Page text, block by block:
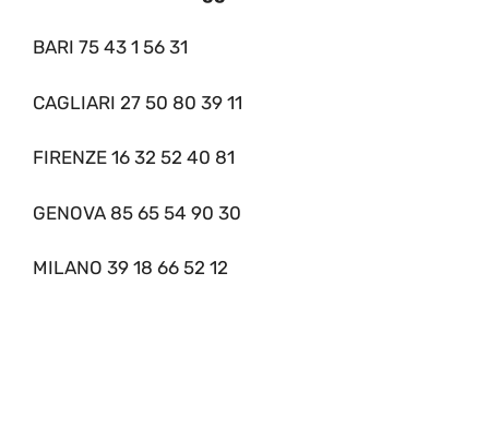
BARI 75 43 1 56 31
CAGLIARI 27 50 80 39 11
FIRENZE 16 32 52 40 81
GENOVA 85 65 54 90 30
MILANO 39 18 66 52 12